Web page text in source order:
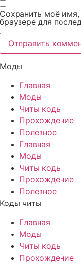
Сохранить моё имя,
браузере для
Моды
Главная
Моды
Читы коды
Прохождение
Полезное
Главная
Моды
Читы коды
Прохождение
Полезное
Коды читы
Главная
Моды
Читы коды
Прохождение